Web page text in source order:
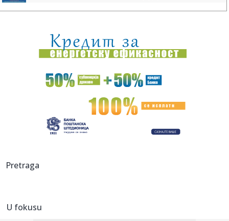
19:51:Veliki požar kod Konjica ne posustaje: U pomoć upućeni
vatroga...
19:51:Preminuo Vilijam Orbit: Sarađivao sa Madonom, Britni Spirs
i bro...
Samed Baždar novi fudbaler Sent Trudena
19:51:Nisu obični pacovi: Ove životinje otkrivaju mine i pronalaze
"Love Sen...
19:51:
Pretraga
U fokusu